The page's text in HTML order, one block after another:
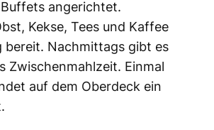
angerichtet.
Kekse, Tees und Kaffee
bereit. Nachmittags gibt es
Zwischenmahlzeit. Einmal
auf dem Oberdeck ein